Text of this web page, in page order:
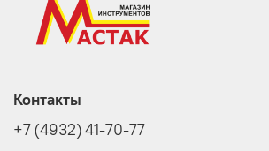
Контакты
+7 (4932) 41-70-77